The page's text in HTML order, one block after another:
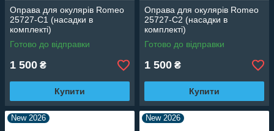
Оправа для окулярів Romeo
25727-C1 (насадки в
комплекті)
Готово до відправки
1 500 ₴
Купити
Оправа для окулярів Romeo
25727-C2 (насадки в
комплекті)
Готово до відправки
1 500 ₴
Купити
New 2026 New 2026